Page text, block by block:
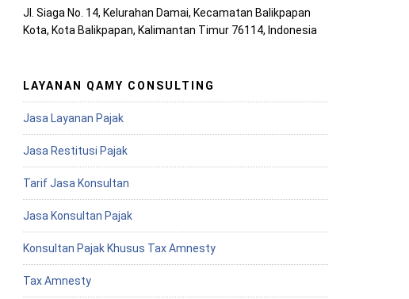
Jl. Siaga No. 14, Kelurahan Damai, Kecamatan Balikpapan
Kota, Kota Balikpapan, Kalimantan Timur 76114, Indonesia
LAYANAN QAMY CONSULTING
Jasa Layanan Pajak
Jasa Restitusi Pajak
Tarif Jasa Konsultan
Jasa Konsultan Pajak
Konsultan Pajak Khusus Tax Amnesty
Tax Amnesty